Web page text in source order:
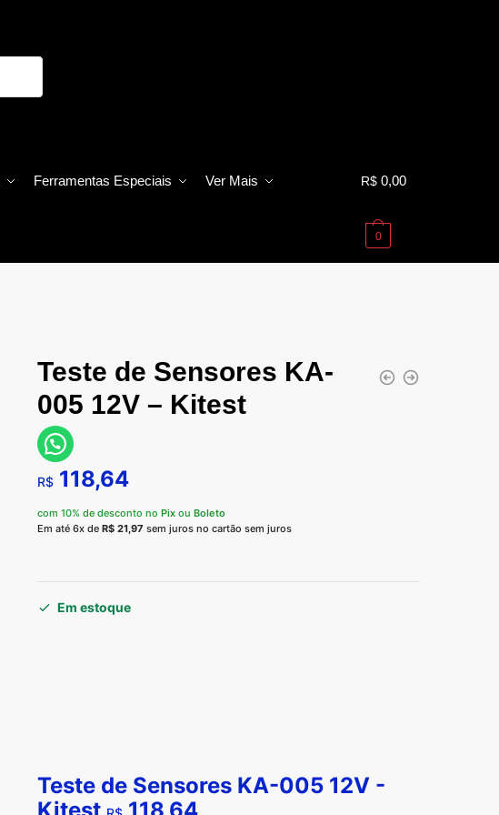
Ferramentas Especiais Ver Mais R$0,00
0
Teste de Sensores KA-
005 12V – Kitest
R$118,64
com 10% de desconto no Pixou Boleto
Em até 6x de R$21,97 sem juros no cartão sem juros
Em estoque
Teste de Sensores KA-005 12V -